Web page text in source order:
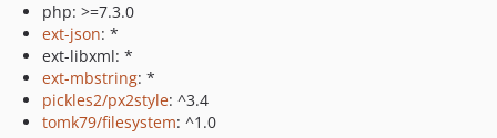
php: >=7.3.0
ext-json: *
ext-libxml: *
ext-mbstring: *
pickles2/px2style: ^3.4
tomk79/filesystem: ^1.0